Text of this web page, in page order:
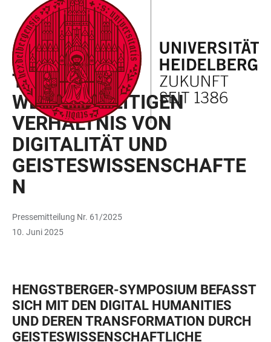
LINKS
ZUR
BARRIEREFREIHEIT
ZUM
HAUPTINHALT
HAUPTNAVIGATION
ÖFFNEN
WEBSEITENSUCHE
ÖFFNEN
HENGSTBERGER-SYMPOSIUM
TAGUNG ZUM
WECHSELSEITIGEN
VERHÄLTNIS VON
DIGITALITÄT UND
GEISTESWISSENSCHAFTE
N
Pressemitteilung Nr. 61/2025
10. Juni 2025
HENGSTBERGER-SYMPOSIUM BEFASST
SICH MIT DEN DIGITAL HUMANITIES
UND DEREN TRANSFORMATION DURCH
GEISTESWISSENSCHAFTLICHE